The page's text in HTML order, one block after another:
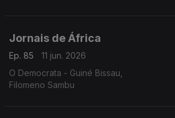
Jornais de África
Ep. 85
11 jun. 2026
O Democrata - Guiné Bissau,
Filomeno Sambu